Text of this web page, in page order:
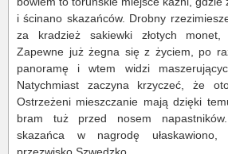
i ścinano skazańców. Drobny
za kradzież sakiewki złotych
Zapewne już żegna się z życiem, po
panoramę i wtem widzi
Natychmiast zaczyna krzyczeć, że
Ostrzeżeni mieszczanie mają dzięki
bram tuż przed nosem
skazańca w nagrodę